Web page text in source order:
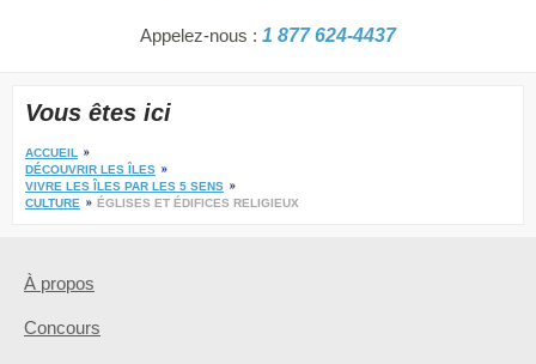
Appelez-nous : 1 877 624-4437
Vous êtes ici
ACCUEIL
DÉCOUVRIR LES ÎLES
VIVRE LES ÎLES PAR LES 5 SENS
CULTURE
ÉGLISES ET ÉDIFICES RELIGIEUX
À propos
Concours